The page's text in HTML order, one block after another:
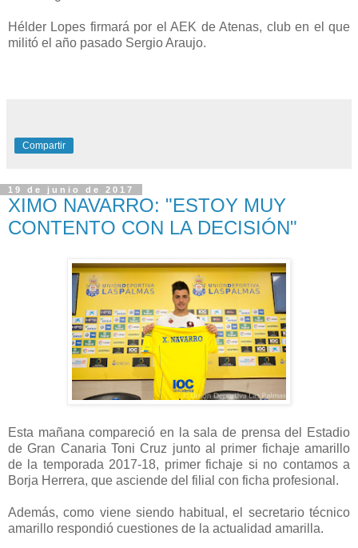
Hélder Lopes firmará por el AEK de Atenas, club en el que
militó el año pasado Sergio Araujo.
Compartir
19 de junio de 2017
XIMO NAVARRO: "ESTOY MUY
CONTENTO CON LA DECISIÓN"
Esta mañana compareció en la sala de prensa del Estadio
de Gran Canaria Toni Cruz junto al primer fichaje amarillo
de la temporada 2017-18, primer fichaje si no contamos a
Borja Herrera, que asciende del filial con ficha profesional.
Además, como viene siendo habitual, el secretario técnico
amarillo respondió cuestiones de la actualidad amarilla.